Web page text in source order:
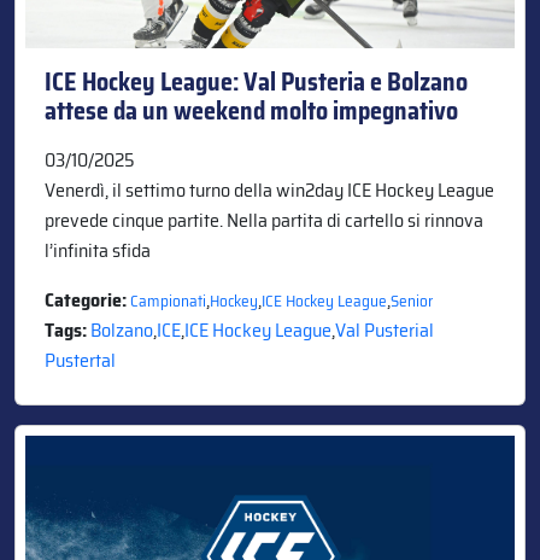
ICE Hockey League: Val Pusteria e Bolzano
attese da un weekend molto impegnativo
03/10/2025
Venerdì, il settimo turno della win2day ICE Hockey League
prevede cinque partite. Nella partita di cartello si rinnova
l’infinita sfida
Categorie:Campionati,Hockey,ICE Hockey League,Senior
Tags:Bolzano,ICE,ICE Hockey League,Val Pusterial
Pustertal